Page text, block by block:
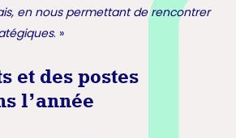
en nous permettant de rencontrer
. »
et des postes
l’année